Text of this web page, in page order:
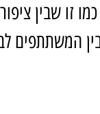
זו שבין
המשתתפים